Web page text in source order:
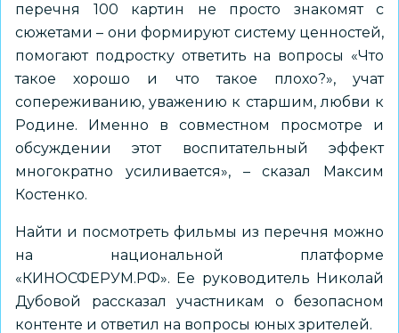
перечня 100 картин не просто знакомят с
сюжетами – они формируют систему ценностей,
помогают подростку ответить на вопросы «Что
такое хорошо и что такое плохо?», учат
сопереживанию, уважению к старшим, любви к
Родине. Именно в совместном просмотре и
обсуждении этот воспитательный эффект
многократно усиливается», – сказал Максим
Костенко.
Найти и посмотреть фильмы из перечня можно
на национальной платформе
«КИНОСФЕРУМ.РФ». Ее руководитель Николай
Дубовой рассказал участникам о безопасном
контенте и ответил на вопросы юных зрителей.